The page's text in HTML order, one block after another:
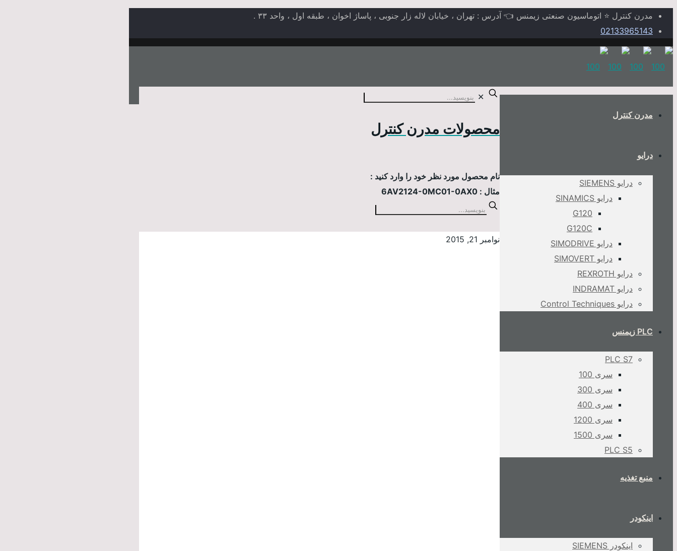
مدرن کنترل ⭐ اتوماسیون صنعتی زیمنس 👈 آدرس : تهران ، خیابان لاله زار جنوبی ، پاساژ اخوان ، طبقه اول ، واحد ۳۳ .
02133965143
مدرن کنترل
درایو
درایو SIEMENS
درایو SINAMICS
G120
G120C
درایو SIMODRIVE
درایو SIMOVERT
درایو REXROTH
درایو INDRAMAT
درایو Control Techniques
PLC زیمنس
PLC S7
سری 100
سری 300
سری 400
سری 1200
سری 1500
PLC S5
منبع تغذیه
اینکودر
اینکودر SIEMENS
✕
محصولات مدرن کنترل
نام محصول مورد نظر خود را وارد کنید :
مثال : 6AV2124-0MC01-0AX0
نوامبر 21, 2015